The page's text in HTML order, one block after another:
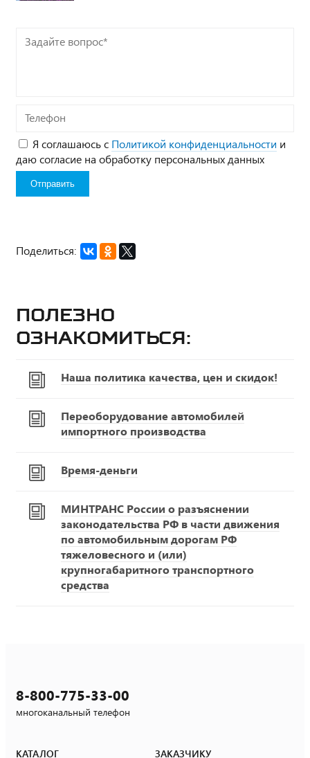
Задайте
Телефон
Я соглашаюсь с Политикой конфиденциальности и
даю согласие на обработку персональных данных
Поделиться:
Полезно
ознакомиться:
Наша политика качества, цен и скидок!
Переоборудование автомобилей
импортного производства
Время-деньги
МИНТРАНС России о разъяснении
законодательства РФ в части движения
по автомобильным дорогам РФ
тяжеловесного и (или)
крупногабаритного транспортного
средства
8-800-775-33-00
многоканальный телефон
КАТАЛОГ ЗАКАЗЧИКУ